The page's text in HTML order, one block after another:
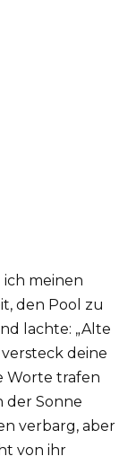
meinen
den Pool zu
lachte: „Alte
deine
Worte trafen
der Sonne
verbarg, aber
von ihr